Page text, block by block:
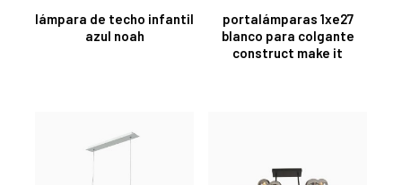
lámpara de techo infantil
azul noah
portalámparas 1xe27
blanco para colgante
construct make it